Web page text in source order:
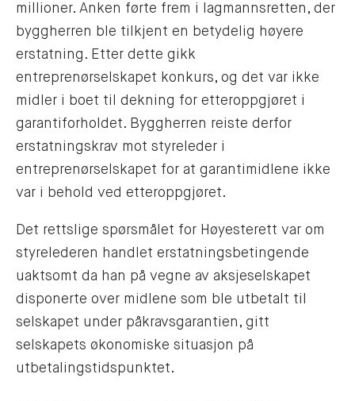
millioner. Anken førte frem i lagmannsretten, der
byggherren ble tilkjent en betydelig høyere
erstatning. Etter dette gikk
entreprenørselskapet konkurs, og det var ikke
midler i boet til dekning for etteroppgjøret i
garantiforholdet. Byggherren reiste derfor
erstatningskrav mot styreleder i
entreprenørselskapet for at garantimidlene ikke
var i behold ved etteroppgjøret.
Det rettslige spørsmålet for Høyesterett var om
styrelederen handlet erstatningsbetingende
uaktsomt da han på vegne av aksjeselskapet
disponerte over midlene som ble utbetalt til
selskapet under påkravsgarantien, gitt
selskapets økonomiske situasjon på
utbetalingstidspunktet.